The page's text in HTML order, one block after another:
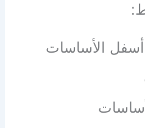
الأساسات